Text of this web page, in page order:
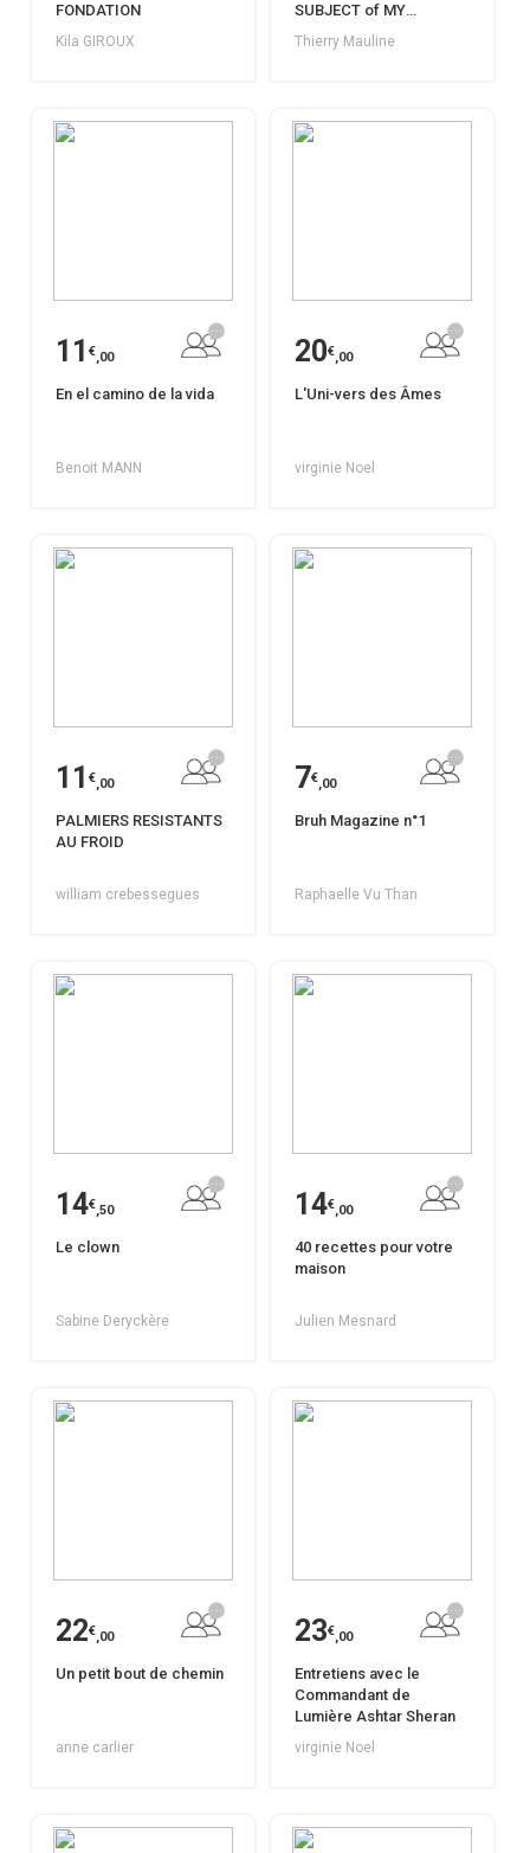
FONDATION
Kila GIROUX
SUBJECT of MY
THOUGHTS
Thierry Mauline
11 €,00
En el camino de la vida
Benoit MANN
20€,00
L'Uni-vers des Âmes
virginie Noel
11 €,00
PALMIERS RESISTANTS
AU FROID
william crebessegues
7€,00
Bruh Magazine n°1
Raphaelle Vu Than
14€,50
Le clown
Sabine Deryckère
14€,00
40 recettes pour votre
maison
Julien Mesnard
22€,00
Un petit bout de chemin
anne carlier
23€,00
Entretiens avec le
Commandant de
Lumière Ashtar Sheran
virginie Noel